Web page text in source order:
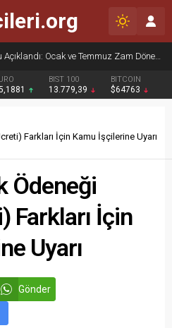
Haziran Enflasyonu Açıklandı: Ocak ve Temmuz Zam Dönemi Olan Kamu İşçilerine Yüzde 13,76 Zam Kesinleşti
BIST 100
13.779,39
BITCOIN
$64763
Farkları İçin Kamu İşçilerine Uyarı
Ödeneği
Farkları İçin
Uyarı
Gönder